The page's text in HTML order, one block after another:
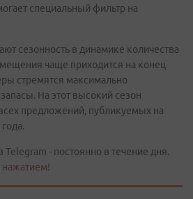
специальный фильтр на
сезонность в динамике количества
чаще приходится на конец
стремятся максимально
На этот высокий сезон
предложений, публикуемых на
Telegram - постоянно в течение дня.